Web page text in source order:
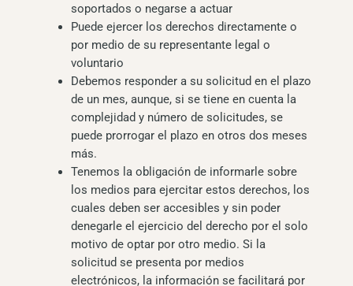
soportados o negarse a actuar
Puede ejercer los derechos directamente o
por medio de su representante legal o
voluntario
Debemos responder a su solicitud en el plazo
de un mes, aunque, si se tiene en cuenta la
complejidad y número de solicitudes, se
puede prorrogar el plazo en otros dos meses
más.
Tenemos la obligación de informarle sobre
los medios para ejercitar estos derechos, los
cuales deben ser accesibles y sin poder
denegarle el ejercicio del derecho por el solo
motivo de optar por otro medio. Si la
solicitud se presenta por medios
electrónicos, la información se facilitará por